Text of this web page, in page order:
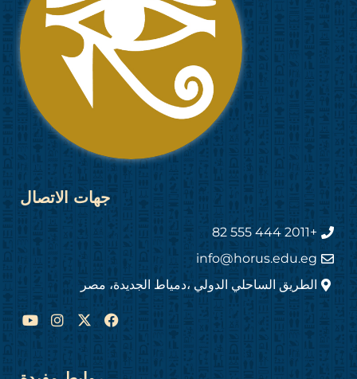
جهات الاتصال
+2011 444 555 82
info@horus.edu.eg
الطريق الساحلي الدولي ،دمياط الجديدة، مصر
F
a
I
n
Y
o
u